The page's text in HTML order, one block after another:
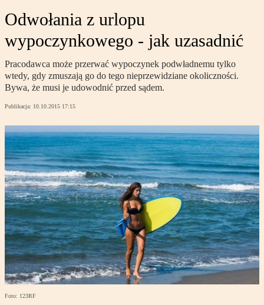
Odwołania z urlopu
wypoczynkowego - jak uzasadnić
Pracodawca może przerwać wypoczynek podwładnemu tylko
wtedy, gdy zmuszają go do tego nieprzewidziane okoliczności.
Bywa, że musi je udowodnić przed sądem.
Publikacja: 10.10.2015 17:15
Foto: 123RF